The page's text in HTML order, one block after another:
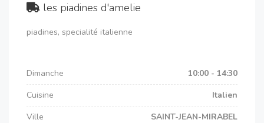
les piadines d'amelie
piadines, specialité italienne
Dimanche
10:00 - 14:30
Cuisine
Italien
Ville
SAINT-JEAN-MIRABEL